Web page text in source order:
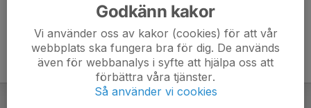
Godkänn kakor
Vi använder oss av kakor (cookies) för att vår
webbplats ska fungera bra för dig. De används
även för webbanalys i syfte att hjälpa oss att
förbättra våra tjänster.
Så använder vi cookies